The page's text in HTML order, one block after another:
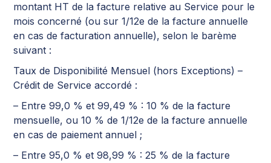
montant HT de la facture relative au Service pour le
mois concerné (ou sur 1/12e de la facture annuelle
en cas de facturation annuelle), selon le barème
suivant :
Taux de Disponibilité Mensuel (hors Exceptions) –
Crédit de Service accordé :
– Entre 99,0 % et 99,49 % : 10 % de la facture
mensuelle, ou 10 % de 1/12e de la facture annuelle
en cas de paiement annuel ;
– Entre 95,0 % et 98,99 % : 25 % de la facture